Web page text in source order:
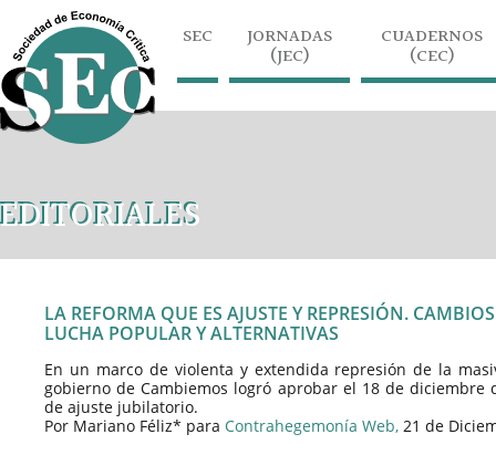
SEC JORNADAS
(JEC)
CUADERNOS
(CEC)
EDITORIALES
LA REFORMA QUE ES AJUSTE Y REPRESIÓN.
LUCHA POPULAR Y ALTERNATIVAS
En un marco de violenta y extendida represión de la
gobierno de Cambiemos logró aprobar el 18 de diciembre
de ajuste jubilatorio.
Por Mariano Féliz* para Contrahegemonía Web, 21 de